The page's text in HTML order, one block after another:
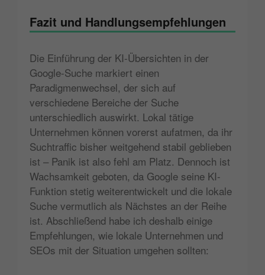
Fazit und Handlungsempfehlungen
Die Einführung der KI-Übersichten in der
Google-Suche markiert einen
Paradigmenwechsel, der sich auf
verschiedene Bereiche der Suche
unterschiedlich auswirkt. Lokal tätige
Unternehmen können vorerst aufatmen, da ihr
Suchtraffic bisher weitgehend stabil geblieben
ist – Panik ist also fehl am Platz. Dennoch ist
Wachsamkeit geboten, da Google seine KI-
Funktion stetig weiterentwickelt und die lokale
Suche vermutlich als Nächstes an der Reihe
ist. Abschließend habe ich deshalb einige
Empfehlungen, wie lokale Unternehmen und
SEOs mit der Situation umgehen sollten: